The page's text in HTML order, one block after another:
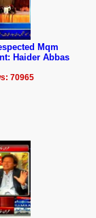
Mqm
Haider Abbas
70965